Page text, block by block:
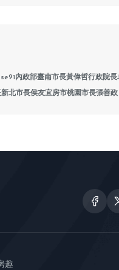
內政部臺南市長黃偉哲行政院長
新北市長侯友宜房市桃園市長張善政
趣